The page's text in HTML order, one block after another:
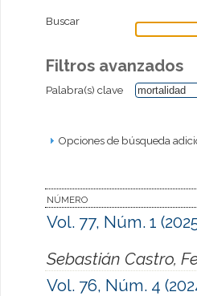
Buscar
Filtros avanzados
Palabra(s) clave
Opciones de búsqueda
NÚMERO
Vol. 77, Núm. 1
Sebastián Castro,
Vol. 76, Núm. 4